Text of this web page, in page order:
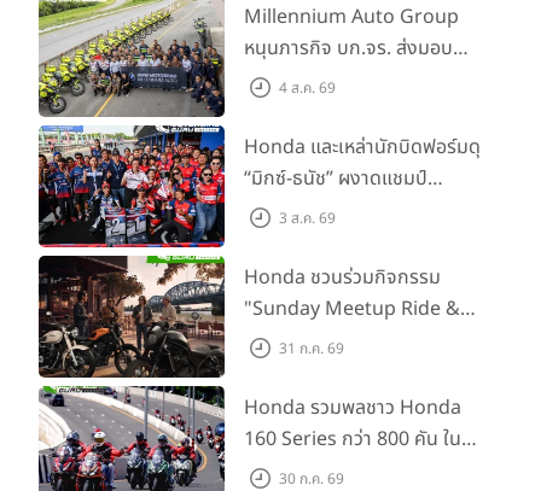
Millennium Auto Group
หนุนภารกิจ บก.จร. ส่งมอบ
BMW R 1300 GS และ F 900
พร้อม ยกระดับทักษะการขับขี่
เสริมศักยภาพตำรวจจราจร
4 ส.ค. 69
Honda และเหล่านักบิดฟอร์มดุ
“มิกซ์-ธนัช” ผงาดแชมป์
SS600 2 สนามติด “ข้าวกล้อง”
สนาม 2
3 ส.ค. 69
Honda ชวนร่วมกิจกรรม
"Sunday Meetup Ride &
Soul" จิบกาแฟ พูดคุย แลก
กัน 16 ส.ค. นี้
31 ก.ค. 69
Honda รวมพลชาว Honda
160 Series กว่า 800 คัน ใน
งาน “THE ONE-SIXTI-ER ตัว
30 ก.ค. 69